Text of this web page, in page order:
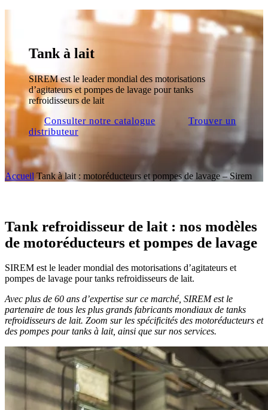
Tank à lait
SIREM est le leader mondial des motorisations
d’agitateurs et pompes de lavage pour tanks
refroidisseurs de lait
Consulter notre catalogue
Trouver un
distributeur
Accueil Tank à lait : motoréducteurs et pompes de lavage – Sirem
Tank refroidisseur de lait : nos modèles
de motoréducteurs et pompes de lavage
SIREM est le leader mondial des motorisations d’agitateurs et
pompes de lavage pour tanks refroidisseurs de lait.
Avec plus de 60 ans d’expertise sur ce marché, SIREM est le
partenaire de tous les plus grands fabricants mondiaux de tanks
refroidisseurs de lait. Zoom sur les spécificités des motoréducteurs et
des pompes pour tanks à lait, ainsi que sur nos services.